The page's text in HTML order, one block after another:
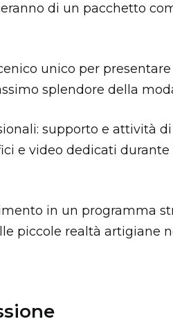
di un pacchetto
unico per
splendore della
supporto e attività
e video dedicati
in un programma
piccole realtà artigiane